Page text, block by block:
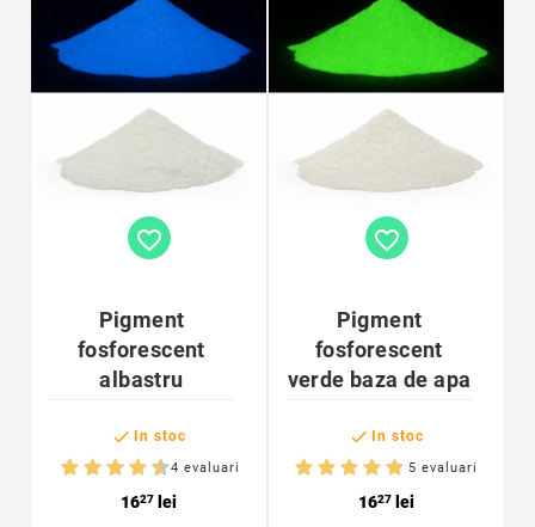
favorite_border
Pigment
fosforescent
albastru
 In stoc
4 evaluari
1627 lei
favorite_border
Pigment
fosforescent
verde baza de apa
 In stoc
5 evaluari
1627 lei